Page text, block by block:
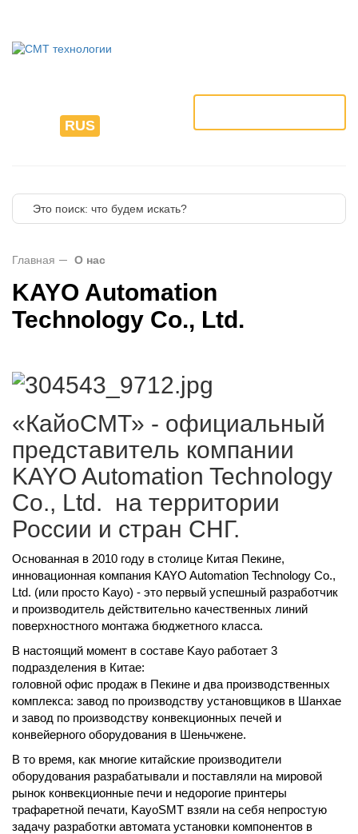
RUS
Главная О нас
KAYO Automation
Technology Co., Ltd.
«КайоСМТ» - официальный
представитель компании
KAYO Automation Technology
Co., Ltd. на территории
России и стран СНГ.
Основанная в 2010 году в столице Китая Пекине,
инновационная компания KAYO Automation Technology Co.,
Ltd. (или просто Kayo) - это первый успешный разработчик
и производитель действительно качественных линий
поверхностного монтажа бюджетного класса.
В настоящий момент в составе Kayo работает 3
подразделения в Китае:
головной офис продаж в Пекине и два производственных
комплекса: завод по производству установщиков в Шанхае
и завод по производству конвекционных печей и
конвейерного оборудования в Шеньчжене.
В то время, как многие китайские производители
оборудования разрабатывали и поставляли на мировой
рынок конвекционные печи и недорогие принтеры
трафаретной печати, KayoSMT взяли на себя непростую
задачу разработки автомата установки компонентов в